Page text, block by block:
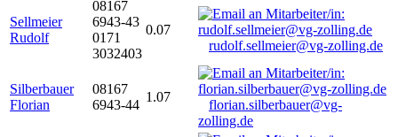
Sellmeier
Rudolf
08167
6943-43
0171
3032403
0.07
rudolf.sellmeier@vg-zolling.de
Silberbauer
Florian
08167
6943-44
1.07
florian.silberbauer@vg-
zolling.de